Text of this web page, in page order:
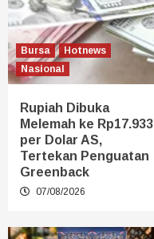
Bursa
Hotnews
Nasional
Rupiah Dibuka
Melemah ke Rp17.933
per Dolar AS,
Tertekan Penguatan
Greenback
07/08/2026